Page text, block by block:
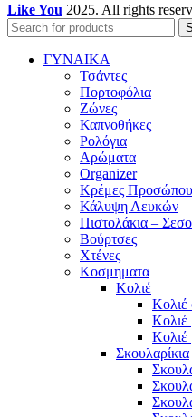
Like You 2025. All rights
ΓΥΝΑΙΚΑ
Τσάντες
Πορτοφόλια
Ζώνες
Καπνοθήκες
Ρολόγια
Αρώματα
Organizer
Κρέμες Προσώπου
Κάλυψη Λευκών
Πιστολάκια –
Βούρτσες
Χτένες
Κοσμηματα
Κολιέ
Κολιέ
Κολιέ
Κολιέ
Σκουλαρίκια